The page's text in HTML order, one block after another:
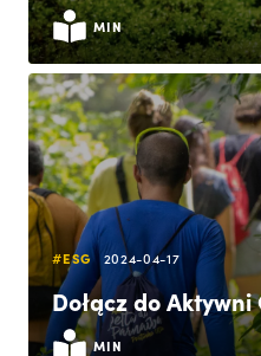
MIN
#ESG 2024-04-17
Dołącz do
MIN